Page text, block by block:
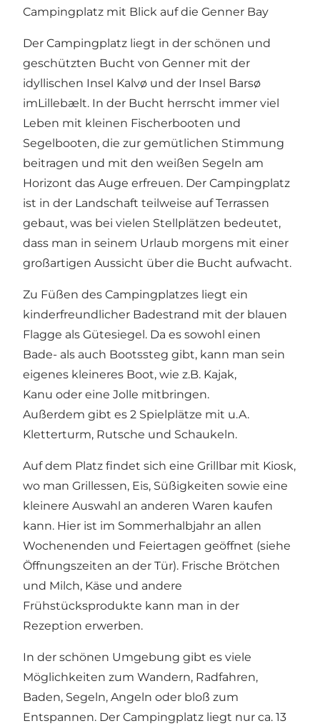
Campingplatz mit Blick auf die Genner Bay
Der Campingplatz liegt in der schönen und
geschützten Bucht von Genner mit der
idyllischen Insel Kalvø und der Insel Barsø
imLillebælt. In der Bucht herrscht immer viel
Leben mit kleinen Fischerbooten und
Segelbooten, die zur gemütlichen Stimmung
beitragen und mit den weißen Segeln am
Horizont das Auge erfreuen. Der Campingplatz
ist in der Landschaft teilweise auf Terrassen
gebaut, was bei vielen Stellplätzen bedeutet,
dass man in seinem Urlaub morgens mit einer
großartigen Aussicht über die Bucht aufwacht.
Zu Füßen des Campingplatzes liegt ein
kinderfreundlicher Badestrand mit der blauen
Flagge als Gütesiegel. Da es sowohl einen
Bade- als auch Bootssteg gibt, kann man sein
eigenes kleineres Boot, wie z.B. Kajak,
Kanu oder eine Jolle mitbringen.
Außerdem gibt es 2 Spielplätze mit u.A.
Kletterturm, Rutsche und Schaukeln.
Auf dem Platz findet sich eine Grillbar mit Kiosk,
wo man Grillessen, Eis, Süßigkeiten sowie eine
kleinere Auswahl an anderen Waren kaufen
kann. Hier ist im Sommerhalbjahr an allen
Wochenenden und Feiertagen geöffnet (siehe
Öffnungszeiten an der Tür). Frische Brötchen
und Milch, Käse und andere
Frühstücksprodukte kann man in der
Rezeption erwerben.
In der schönen Umgebung gibt es viele
Möglichkeiten zum Wandern, Radfahren,
Baden, Segeln, Angeln oder bloß zum
Entspannen. Der Campingplatz liegt nur ca. 13